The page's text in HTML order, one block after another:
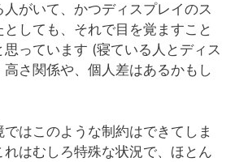
がいて、かつディスプレイのス
としても、それで目を覚ますこと
思っています (寝ている人とディス
高さ関係や、個人差はあるかもし
はこのような制約はできてしま
れはむしろ特殊な状況で、ほとん